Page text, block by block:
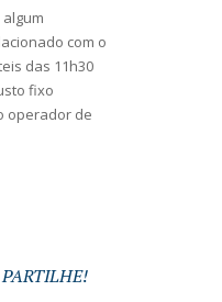
com o
das 11h30
fixo
operador de